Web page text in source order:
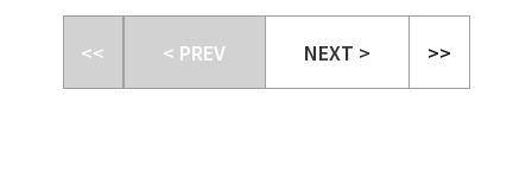
<< < PREV NEXT > >>